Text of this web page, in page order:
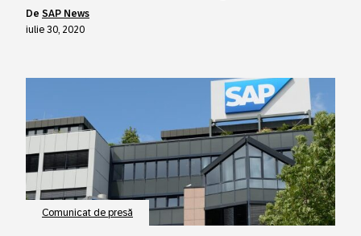
de SAP News
iulie 30, 2020
Comunicat de presă